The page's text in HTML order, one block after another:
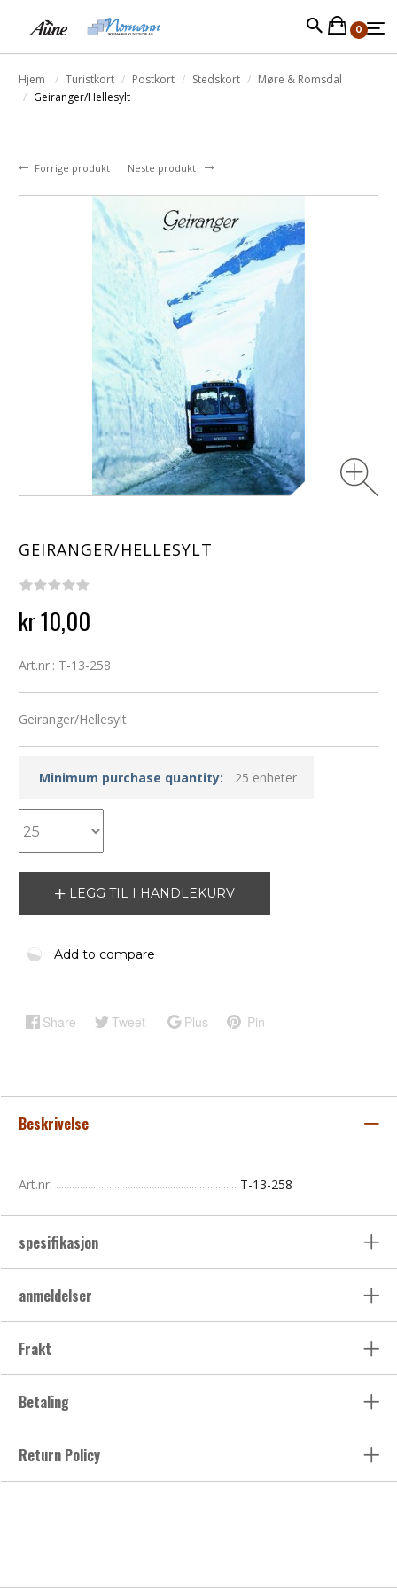
0
Hjem Turistkort Postkort Stedskort
Møre & Romsdal
Geiranger/Hellesylt
Forrige produkt Neste produkt
GEIRANGER/HELLESYLT
kr 10,00
Art.nr.: T-13-258
Geiranger/Hellesylt
Minimum purchase quantity: 25 enheter
LEGG TIL I HANDLEKURV
Add to compare
Share Tweet Plus Pin
Beskrivelse
Art.nr. T-13-258
spesifikasjon
anmeldelser
Frakt
Betaling
Return Policy